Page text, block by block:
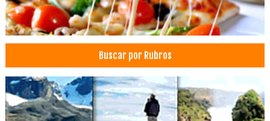
Buscar por Rubros